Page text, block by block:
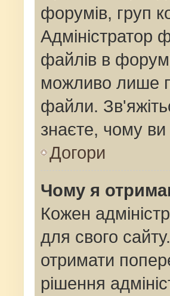
форумів, груп
файлів в
можливо лише
файли.
знаєте, чому
Догори
Чому я
Кожен
для свого
отримати
рішення